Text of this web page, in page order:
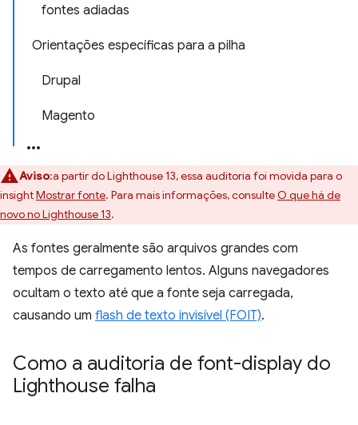
fontes adiadas
Orientações específicas para a pilha
Drupal
Magento
Aviso:a partir do Lighthouse 13, essa auditoria foi movida para o
insightMostrar fonte. Para mais informações, consulteO que há de
novo no Lighthouse 13.
As fontes geralmente são arquivos grandes com
tempos de carregamento lentos. Alguns navegadores
ocultam o texto até que a fonte seja carregada,
causando um flash de texto invisível (FOIT).
Como a auditoria de font-display do
Lighthouse falha